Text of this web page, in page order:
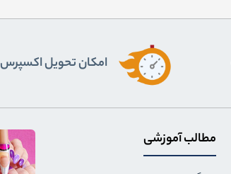
اﻣﮑﺎن ﺗﺤﻮﯾﻞ اﮐﺴﭙﺮس
مطالب آموزشی